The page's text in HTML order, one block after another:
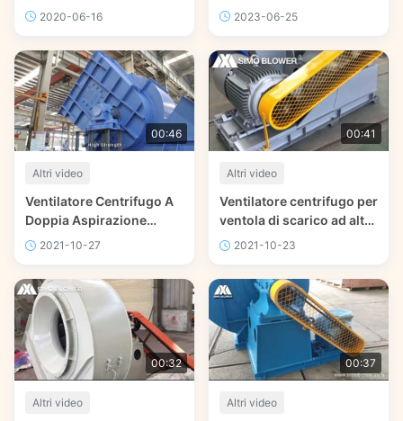
consultare!
2020-06-16
caldaia 5000
2023-06-25
00:46
Altri video
Ventilatore Centrifugo A
Doppia Aspirazione
Ventilatore Aria Primaria
2021-10-27
00:41
Altri video
Ventilatore centrifugo per
ventola di scarico ad alta
temperatura in acciaio
2021-10-23
00:32
Altri video
00:37
Altri video